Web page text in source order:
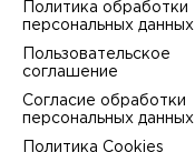
Политика обработки
персональных данных
Пользовательское
соглашение
Согласие обработки
персональных данных
Политика Cookies